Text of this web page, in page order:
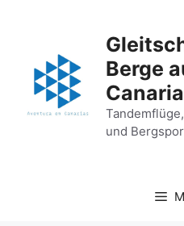
Berge
Canaria
und